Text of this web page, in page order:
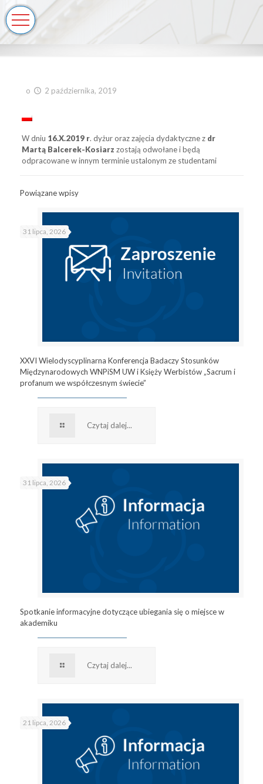
o 2 października, 2019
W dniu 16.X.2019 r. dyżur oraz zajęcia dydaktyczne z dr
Martą Balcerek-Kosiarz zostają odwołane i będą
odpracowane w innym terminie ustalonym ze studentami
Powiązane wpisy
31 lipca, 2026
XXVI Wielodyscyplinarna Konferencja Badaczy Stosunków
Międzynarodowych WNPiSM UW i Księży Werbistów „Sacrum i
profanum we współczesnym świecie”
Czytaj dalej...
31 lipca, 2026
Spotkanie informacyjne dotyczące ubiegania się o miejsce w
akademiku
Czytaj dalej...
21 lipca, 2026